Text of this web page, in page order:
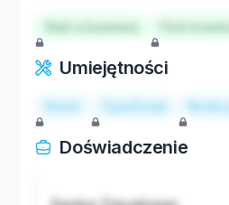
Start a business
Umiejętności
React TypeScript Node.js
Doświadczenie